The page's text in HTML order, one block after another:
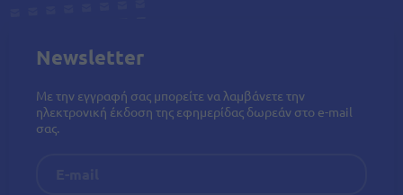
Newsletter
Με την εγγραφή σας μπορείτε να λαμβάνετε την
ηλεκτρονική έκδοση της εφημερίδας δωρεάν στο e-mail
σας.